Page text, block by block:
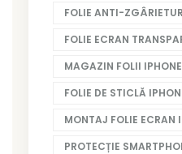
FOLIE ANTI-
FOLIE ECRAN
MAGAZIN FOLII
FOLIE DE STICLĂ
MONTAJ FOLIE ECRAN
PROTECȚIE